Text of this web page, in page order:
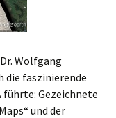
Wolfgang
die faszinierende
führte: Gezeichnete
und der